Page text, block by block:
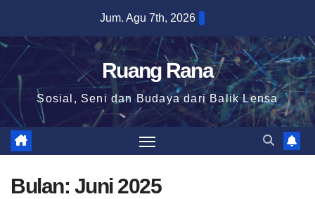
content
Jum. Agu 7th, 2026
Ruang Rana
Sosial, Seni dan Budaya dari Balik Lensa
Bulan: Juni 2025